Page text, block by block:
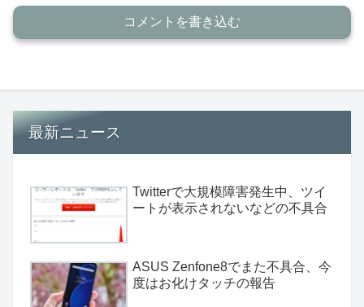
コメントを書き込む
最新ニュース
Twitterで大規模障害発生中、ツイ
ートが表示されないなどの不具合
ASUS Zenfone8でまた不具合、今
度はお化けタッチの報告